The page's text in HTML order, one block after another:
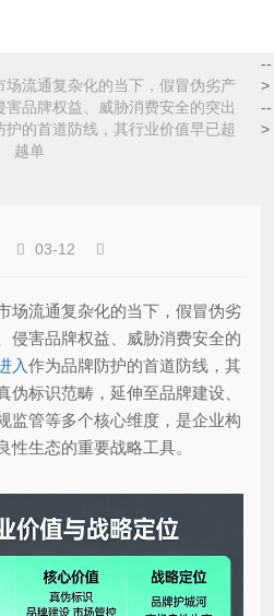
流通复杂化的当下，假冒伪劣产
品牌权益、威胁消费安全的突出
的首道防线，其行业价值早已超
越单
03-12
流通复杂化的当下，假冒伪劣
侵害品牌权益、威胁消费安全的
入作为品牌防护的首道防线，其
伪标识范畴，延伸至品牌建设、
监管等多个核心维度，是企业构
性生态的重要战略工具。
--
>
--
>